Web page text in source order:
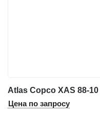
Atlas Copco XAS 88-
Цена по запросу